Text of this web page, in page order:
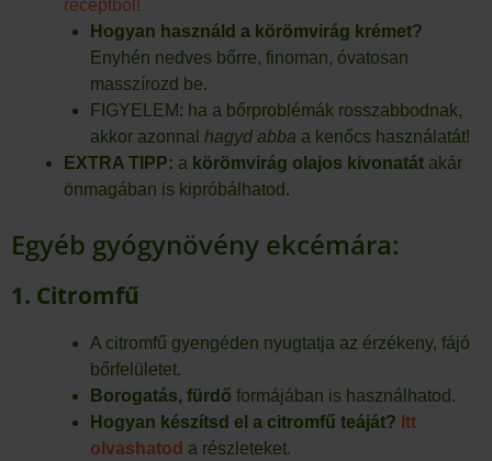
receptből!
Hogyan használd a körömvirág krémet?
Enyhén nedves bőrre, finoman, óvatosan
masszírozd be.
FIGYELEM: ha a bőrproblémák rosszabbodnak,
akkor azonnal hagyd abba a kenőcs használatát!
EXTRA TIPP: a körömvirág olajos kivonatát akár
önmagában is kipróbálhatod.
Egyéb gyógynövény ekcémára:
1. Citromfű
A citromfű gyengéden nyugtatja az érzékeny, fájó
bőrfelületet.
Borogatás, fürdő formájában is használhatod.
Hogyan készítsd el a citromfű teáját? Itt
olvashatod a részleteket.